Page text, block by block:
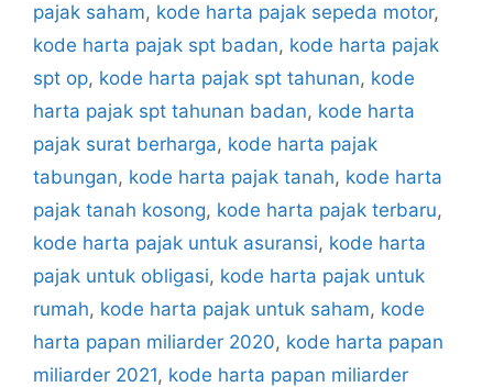
pajak saham, kode harta pajak sepeda motor,
kode harta pajak spt badan, kode harta pajak
spt op, kode harta pajak spt tahunan, kode
harta pajak spt tahunan badan, kode harta
pajak surat berharga, kode harta pajak
tabungan, kode harta pajak tanah, kode harta
pajak tanah kosong, kode harta pajak terbaru,
kode harta pajak untuk asuransi, kode harta
pajak untuk obligasi, kode harta pajak untuk
rumah, kode harta pajak untuk saham, kode
harta papan miliarder 2020, kode harta papan
miliarder 2021, kode harta papan miliarder